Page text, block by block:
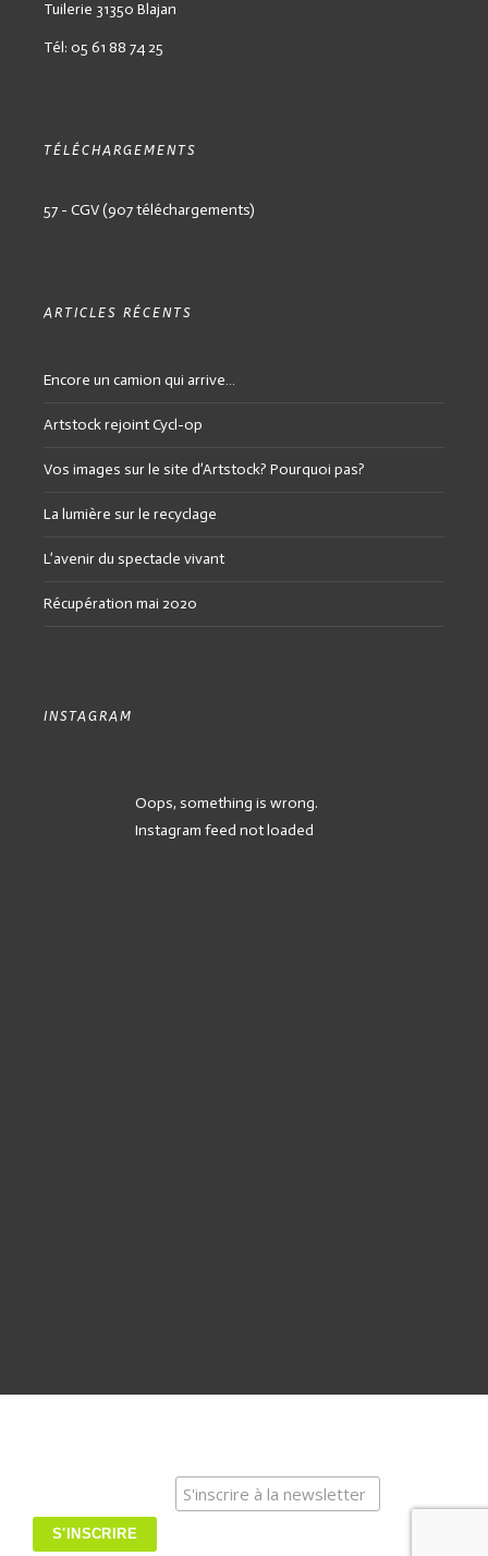
Tuilerie 31350 Blajan
Tél: 05 61 88 74 25
TÉLÉCHARGEMENTS
57 - CGV (907 téléchargements)
ARTICLES RÉCENTS
Encore un camion qui arrive…
Artstock rejoint Cycl-op
Vos images sur le site d’Artstock? Pourquoi pas?
La lumière sur le recyclage
L’avenir du spectacle vivant
Récupération mai 2020
INSTAGRAM
Oops, something is wrong.
Instagram feed not loaded